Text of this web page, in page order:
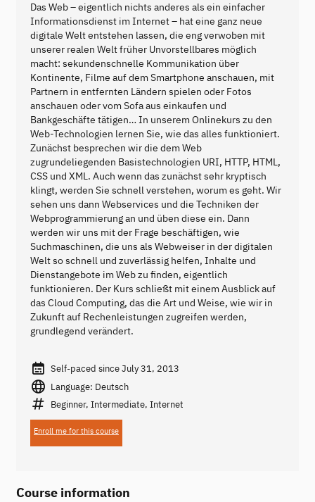
Das Web – eigentlich nichts anderes als ein einfacher
Informationsdienst im Internet – hat eine ganz neue
digitale Welt entstehen lassen, die eng verwoben mit
unserer realen Welt früher Unvorstellbares möglich
macht: sekundenschnelle Kommunikation über
Kontinente, Filme auf dem Smartphone anschauen, mit
Partnern in entfernten Ländern spielen oder Fotos
anschauen oder vom Sofa aus einkaufen und
Bankgeschäfte tätigen… In unserem Onlinekurs zu den
Web-Technologien lernen Sie, wie das alles funktioniert.
Zunächst besprechen wir die dem Web
zugrundeliegenden Basistechnologien URI, HTTP, HTML,
CSS und XML. Auch wenn das zunächst sehr kryptisch
klingt, werden Sie schnell verstehen, worum es geht. Wir
sehen uns dann Webservices und die Techniken der
Webprogrammierung an und üben diese ein. Dann
werden wir uns mit der Frage beschäftigen, wie
Suchmaschinen, die uns als Webweiser in der digitalen
Welt so schnell und zuverlässig helfen, Inhalte und
Dienstangebote im Web zu finden, eigentlich
funktionieren. Der Kurs schließt mit einem Ausblick auf
das Cloud Computing, das die Art und Weise, wie wir in
Zukunft auf Rechenleistungen zugreifen werden,
grundlegend verändert.
Self-paced since July 31, 2013
Language: Deutsch
Beginner, Intermediate, Internet
Enroll me for this course
Course information